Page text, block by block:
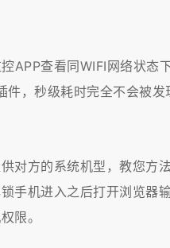
查看同WIFI网络状态
，秒级耗时完全不会被发
对方的系统机型，教您方
手机进入之后打开浏览器
限。